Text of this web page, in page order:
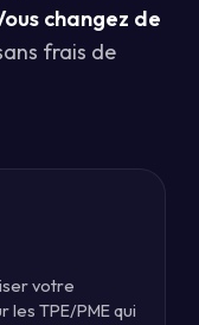
changez de
frais de
votre
les TPE/PME qui